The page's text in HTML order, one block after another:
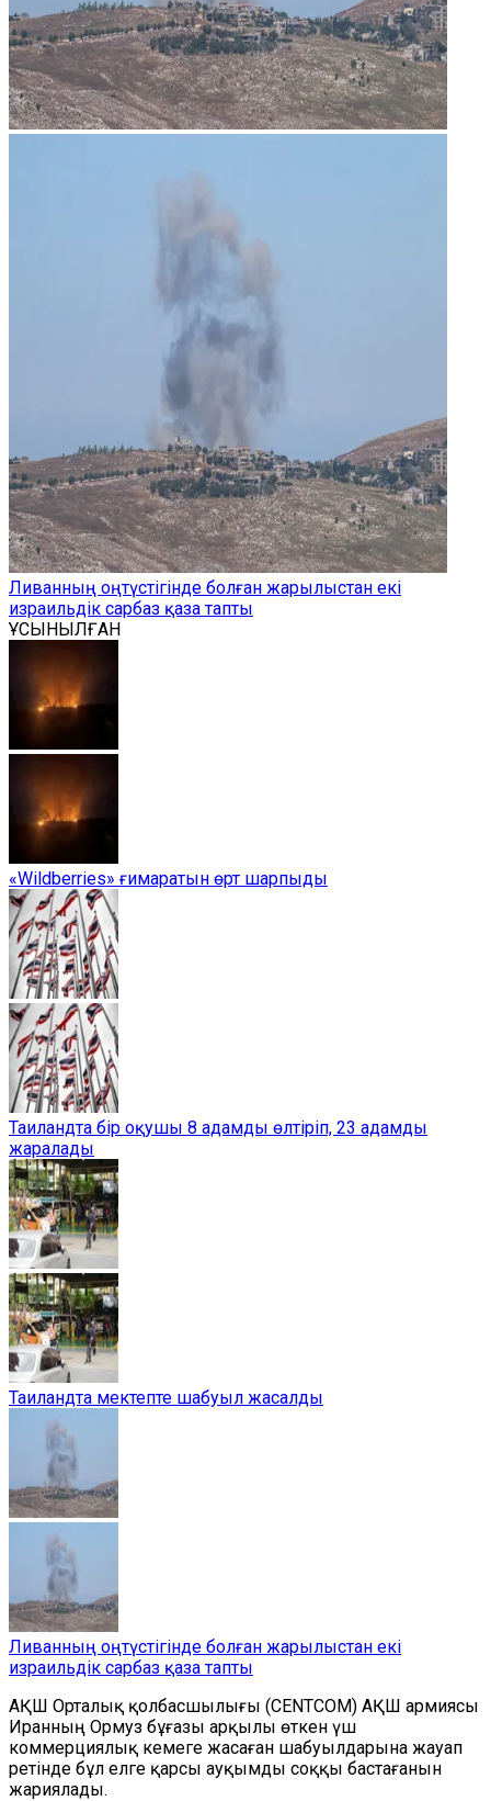
Ливанның оңтүстігінде болған жарылыстан екі
израильдік сарбаз қаза тапты
ҰСЫНЫЛҒАН
«Wildberries» ғимаратын өрт шарпыды
Таиландта бір оқушы 8 адамды өлтіріп, 23 адамды
жаралады
Таиландта мектепте шабуыл жасалды
Ливанның оңтүстігінде болған жарылыстан екі
израильдік сарбаз қаза тапты
АҚШ Орталық қолбасшылығы (CENTCOM) АҚШ армиясы
Иранның Ормуз бұғазы арқылы өткен үш
коммерциялық кемеге жасаған шабуылдарына жауап
ретінде бұл елге қарсы ауқымды соққы бастағанын
жариялады.